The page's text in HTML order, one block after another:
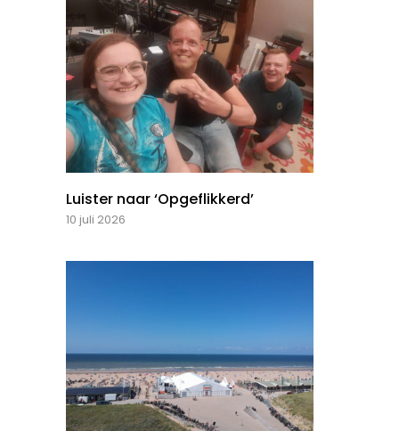
Luister naar ‘Opgeflikkerd’
10 juli 2026